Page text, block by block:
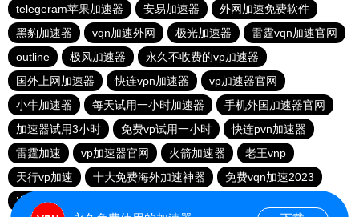
telegeram苹果加速器
安易加速器
外网加速免费软件
黑豹加速器
vqn加速外网 极光加速器
雷霆vqn加速官网
outline
极风加速器
永久不收费的vp加速器
国外上网加速器
快连vρn加速器
vp加速器官网
小牛加速器
每天试用一小时加速器
手机外国加速器官网
加速器试用3小时
免费vp试用一小时
快连pvn加速器
雷霆加速
vp加速器官网 火箭加速器
老王vnp
天行vp加速
十大免费海外加速神器
免费vqn加速2023
次玩下载站